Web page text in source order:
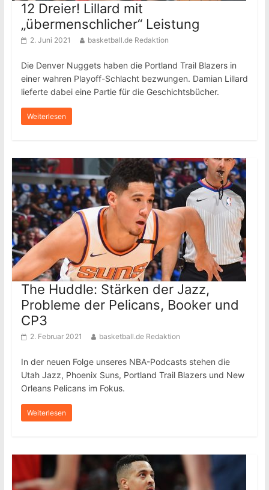
12 Dreier! Lillard mit
„übermenschlicher“ Leistung
2. Juni 2021 basketball.de Redaktion
Die Denver Nuggets haben die Portland Trail Blazers in
einer wahren Playoff-Schlacht bezwungen. Damian Lillard
lieferte dabei eine Partie für die Geschichtsbücher.
Weiterlesen
The Huddle: Stärken der Jazz,
Probleme der Pelicans, Booker und
CP3
2. Februar 2021 basketball.de Redaktion
In der neuen Folge unseres NBA-Podcasts stehen die
Utah Jazz, Phoenix Suns, Portland Trail Blazers und New
Orleans Pelicans im Fokus.
Weiterlesen